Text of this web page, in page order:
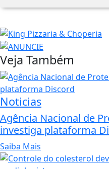
Veja Também
Noticias
Agência Nacional de
investiga plataforma
Saiba Mais